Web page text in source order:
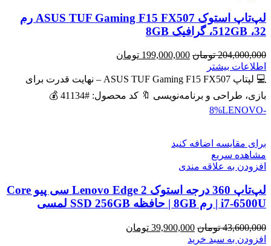
لپ‌تاپ استوک ASUS TUF Gaming F15 FX507 رم
32، 512GB، گرافیک 8GB
204,000,000 تومان قیمت
204,000,000 تومان
199,000,000 تومان
199,000,000 تومان
است.
اطلاعات بیشتر
💻 لپتاپ ASUS TUF Gaming F15 FX507 – نهایت قدرت برای
بازی، طراحی و برنامه‌نویسی 🔖 کد محصول: #41134 💰
-8%
LENOVO
برای مقایسه اضافه کنید
مشاهده سریع
افزودن به علاقه مندی
لپ‌تاپ 360 درجه استوک Lenovo Edge 2 سی پیو Core
i7-6500U | رم 8GB | حافظه SSD 256GB لمسی
43,600,000 تومان قیمت
اصلی
39,900,000 تومان
افزودن به سبد خرید